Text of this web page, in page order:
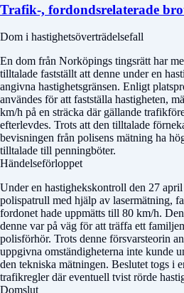
Trafik-, fordondsrelaterade
Dom i hastighetsöverträdelsefall
En dom från Norköpings tingsrätt har
tilltalade fastställt att denne under en
angivna hastighetsgränsen. Enligt
användes för att fastställa hastigheten,
km/h på en sträcka där gällande
efterlevdes. Trots att den tilltalade
bevisningen från polisens mätning ha
tilltalade till penningböter.
Händelseförloppet
Under en hastighekskontroll den 27
polispatrull med hjälp av lasermätning,
fordonet hade uppmätts till 80 km/h.
denne var på väg för att träffa ett
polisförhör. Trots denne försvarsteorin
uppgivna omständigheterna inte kunde
den tekniska mätningen. Beslutet togs i
trafikregler där eventuell tvist rörde
Domslut